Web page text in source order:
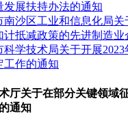
发展扶持办法的通知
南沙区工业和信息化局关
计抵减政策的先进制造业
科学技术局关于开展
工作的通知
厅关于在部分关键领域
通知